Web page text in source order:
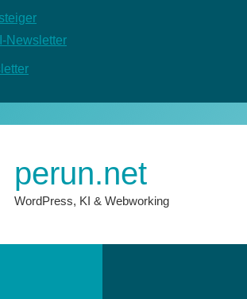
Newsletter
perun.net
WordPress, KI & Webworking